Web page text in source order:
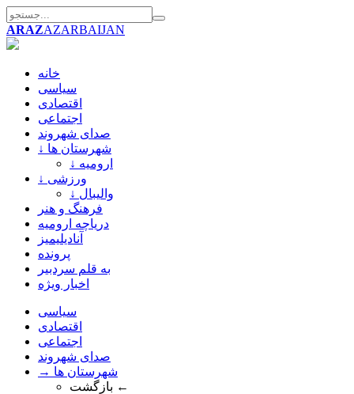
ARAZAZARBAIJAN
خانه
سیاسی
اقتصادی
اجتماعی
صدای شهروند
↓ شهرستان ها
↓ ارومیه
↓ ورزشی
↓ والیبال
فرهنگ و هنر
دریاچه ارومیه
آنادیلیمیز
پرونده
به قلم سردبیر
اخبار ویژه
سیاسی
اقتصادی
اجتماعی
صدای شهروند
→ شهرستان ها
بازگشت ←